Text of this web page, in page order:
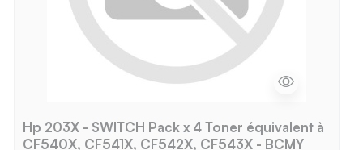
Hp 203X - SWITCH Pack x 4 Toner équivalent à
CF540X, CF541X, CF542X, CF543X - BCMY